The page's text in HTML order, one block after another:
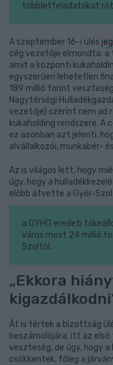
többletfeladatokat
A szeptember 16-i ülés
cég vezetője elmondta:
amit a központi
egyszerűen lehetetlen
189 millió forint
Nagytérségi
vezetője) szerint nem ad
kukaholding rendszere.
ez azonban azt jelenti,
alvállalkozói, munkabér-
Az is világos lett, hogy
úgy, hogy a
előbb átvette a Győr-
a GYHG eredeti
város most 24 millió
Szoltól.
„Ekkora
Át is tértek a bizottság
beszámolójára: itt az
veszteség, de úgy, hogy
csökkentek, főleg a